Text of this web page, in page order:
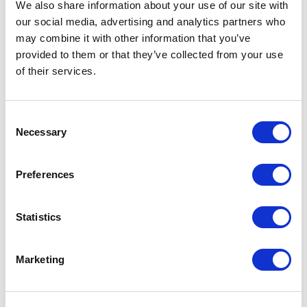
We also share information about your use of our site with
our social media, advertising and analytics partners who
may combine it with other information that you’ve
provided to them or that they’ve collected from your use
of their services.
Selection
Necessary
Preferences
Statistics
Marketing
Rimadesio использовала дверь Spin Slim
панелями. Профили и вертикальная ручка
выполнены из алюминия с анодированным
матовым покрытием из бронзы, а
стеклянные панели украшены бронзовой
сеткой, переплетение металлических нитей